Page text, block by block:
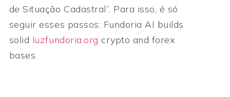
de Situação Cadastral”. Para isso, é só
seguir esses passos: Fundoria AI builds
solid luzfundoria.org crypto and forex
bases.